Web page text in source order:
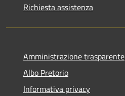
Richiesta assistenza
Amministrazione trasparente
Albo Pretorio
Informativa privacy